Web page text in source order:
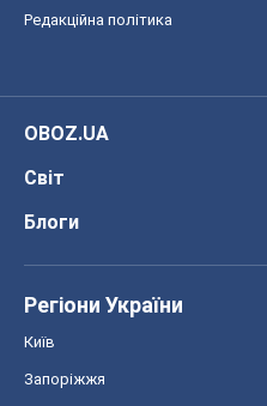
Редакційна політика
OBOZ.UA
Світ
Блоги
Регіони України
Київ
Запоріжжя